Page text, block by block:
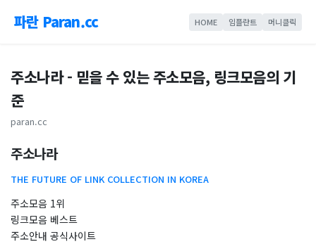
파란 Paran.cc HOME 임플란트 머니클릭
주소나라 - 믿을 수 있는 주소모음, 링크모음의 기
준
paran.cc
주소나라
THE FUTURE OF LINK COLLECTION IN KOREA
주소모음 1위
링크모음 ​베스트
주소안내 공식사이트